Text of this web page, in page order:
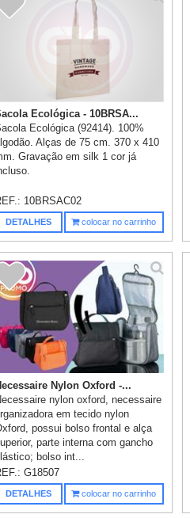
Ecológica - 10BRSA...
Ecológica (92414). 100%
Alças de 75 cm. 370 x 410
Gravação em silk 1 cor já
10BRSAC02
DETALHES colocar no carrinho
Nylon Oxford -...
nylon oxford, necessaire
em tecido nylon
possui bolso frontal e alça
parte interna com gancho
bolso int...
G18507
DETALHES colocar no carrinho